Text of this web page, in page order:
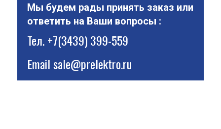
Мы будем рады принять заказ или
ответить на Ваши вопросы :
Тел.+7(3439) 399-559
Emailsale@prelektro.ru